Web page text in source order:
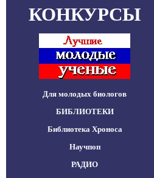
КОНКУРСЫ
Для молодых биологов
БИБЛИОТЕКИ
Библиотека Хроноса
Научпоп
РАДИО